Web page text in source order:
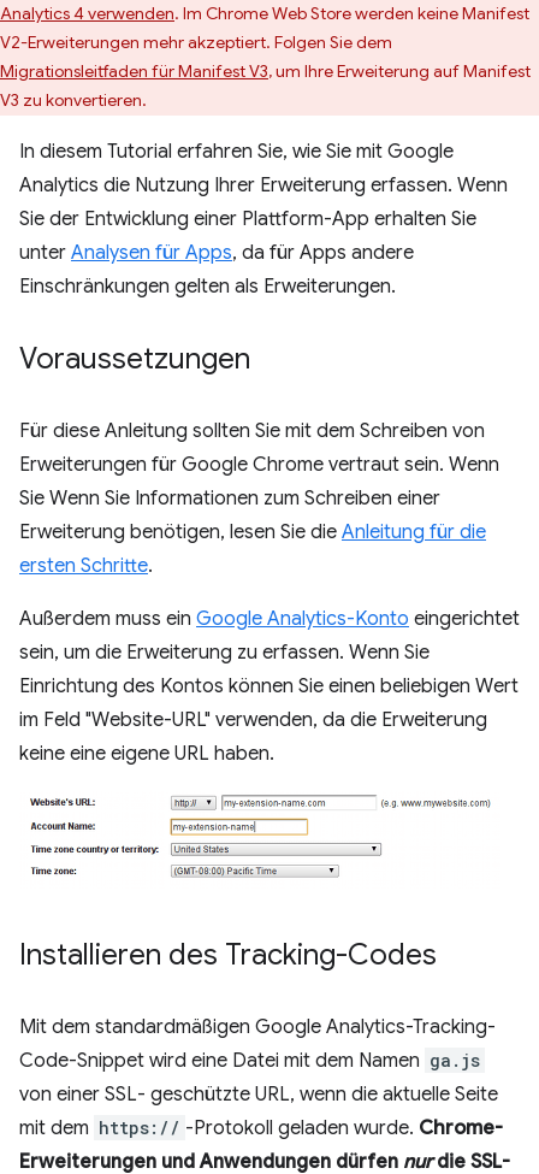
Analytics 4 verwenden. Im Chrome Web Store werden keine Manifest
V2-Erweiterungen mehr akzeptiert. Folgen Sie dem
Migrationsleitfaden für Manifest V3, um Ihre Erweiterung auf Manifest
V3 zu konvertieren.
In diesem Tutorial erfahren Sie, wie Sie mit Google
Analytics die Nutzung Ihrer Erweiterung erfassen. Wenn
Sie der Entwicklung einer Plattform-App erhalten Sie
unter Analysen für Apps, da für Apps andere
Einschränkungen gelten als Erweiterungen.
Voraussetzungen
Für diese Anleitung sollten Sie mit dem Schreiben von
Erweiterungen für Google Chrome vertraut sein. Wenn
Sie Wenn Sie Informationen zum Schreiben einer
Erweiterung benötigen, lesen Sie die Anleitung für die
ersten Schritte.
Außerdem muss ein Google Analytics-Konto eingerichtet
sein, um die Erweiterung zu erfassen. Wenn Sie
Einrichtung des Kontos können Sie einen beliebigen Wert
im Feld "Website-URL" verwenden, da die Erweiterung
keine eine eigene URL haben.
Installieren des Tracking-Codes
Mit dem standardmäßigen Google Analytics-Tracking-
Code-Snippet wird eine Datei mit dem Namen ga.js
von einer SSL- geschützte URL, wenn die aktuelle Seite
mit dem https:// -Protokoll geladen wurde. Chrome-
Erweiterungen und Anwendungen dürfen nurdie SSL-